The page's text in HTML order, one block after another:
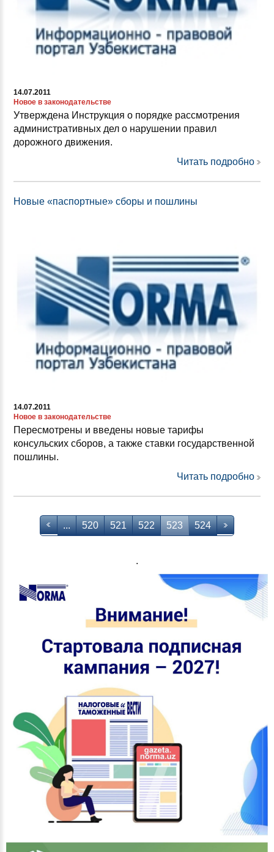
14.07.2011
Новое в законодательстве
Утверждена Инструкция о порядке рассмотрения
административных дел о нарушении правил
дорожного движения.
Читать подробно
Новые «паспортные» сборы и пошлины
14.07.2011
Новое в законодательстве
Пересмотрены и введены новые тарифы
консульских сборов, а также ставки государственной
пошлины.
Читать подробно
... 520 521 522 523 524
.